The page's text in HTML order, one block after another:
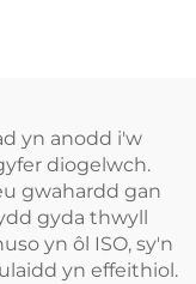
yn anodd i'w
diogelwch.
gwahardd gan
gyda thwyll
yn ôl ISO, sy'n
yn effeithiol.